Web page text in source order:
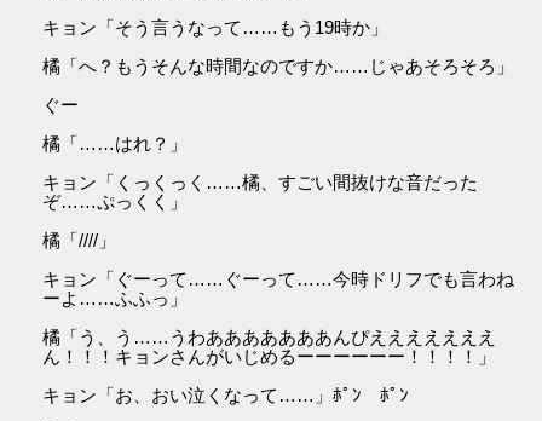
キョン「そう言うなって……もう19時か」
橘「へ？もうそんな時間なのですか……じゃあそろそろ」
ぐー
橘「……はれ？」
キョン「くっくっく……橘、すごい間抜けな音だった
ぞ……ぷっくく」
橘「////」
キョン「ぐーって……ぐーって……今時ドリフでも言わね
ーよ……ふふっ」
橘「う、う……うわあああああああんぴえええええええ
ん！！！キョンさんがいじめるーーーーーー！！！！」
キョン「お、おい泣くなって……」ﾎﾟﾝ ﾎﾟﾝ